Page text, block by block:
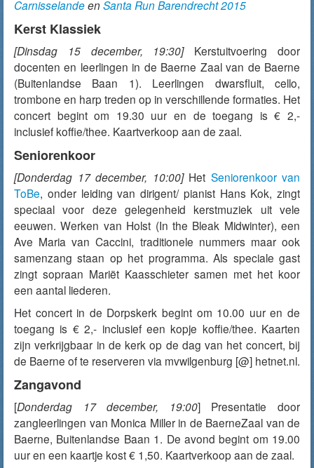
Carnisselandeen Santa Run Barendrecht 2015
Kerst Klassiek
[Dinsdag 15 december, 19:30] Kerstuitvoering door
docenten en leerlingen in de Baerne Zaal van de Baerne
(Buitenlandse Baan 1). Leerlingen dwarsfluit, cello,
trombone en harp treden op in verschillende formaties. Het
concert begint om 19.30 uur en de toegang is € 2,-
inclusief koffie/thee. Kaartverkoop aan de zaal.
Seniorenkoor
[Donderdag 17 december, 10:00] Het Seniorenkoor van
ToBe, onder leiding van dirigent/ pianist Hans Kok, zingt
speciaal voor deze gelegenheid kerstmuziek uit vele
eeuwen. Werken van Holst (In the Bleak Midwinter), een
Ave Maria van Caccini, traditionele nummers maar ook
samenzang staan op het programma. Als speciale gast
zingt sopraan Mariët Kaasschieter samen met het koor
een aantal liederen.
Het concert in de Dorpskerk begint om 10.00 uur en de
toegang is € 2,- inclusief een kopje koffie/thee. Kaarten
zijn verkrijgbaar in de kerk op de dag van het concert, bij
de Baerne of te reserveren via mvwilgenburg [@] hetnet.nl.
Zangavond
[Donderdag 17 december, 19:00] Presentatie door
zangleerlingen van Monica Miller in de BaerneZaal van de
Baerne, Buitenlandse Baan 1. De avond begint om 19.00
uur en een kaartje kost € 1,50. Kaartverkoop aan de zaal.